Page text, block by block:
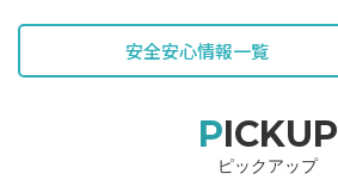
安全安心情報一覧
PICKUP
ピックアップ